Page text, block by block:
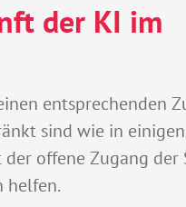
der KI im
entsprechenden
sind wie in
offene Zugang
helfen.